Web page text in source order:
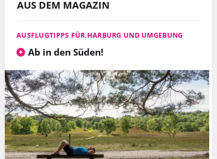
AUS DEM MAGAZIN
AUSFLUGTIPPS FÜR HARBURG UND UMGEBUNG
Ab in den Süden!